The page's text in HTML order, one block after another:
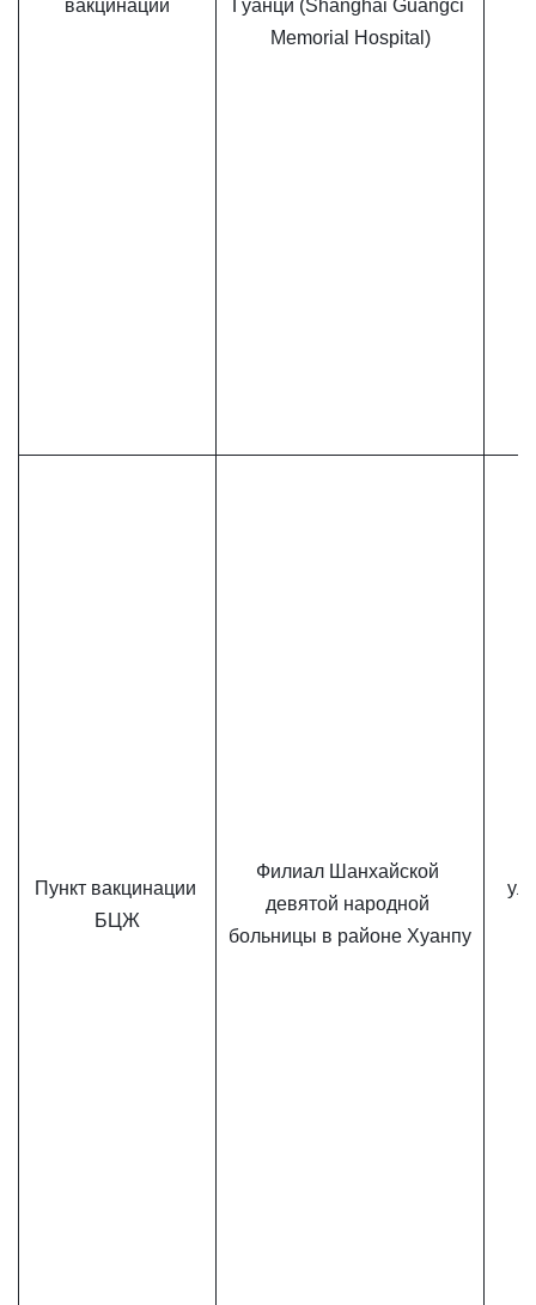
вакцинации
Гуанци (Shanghai Guangci
Memorial Hospital)
Пункт вакцинации
БЦЖ
Филиал Шанхайской
девятой народной
больницы в районе Хуанпу